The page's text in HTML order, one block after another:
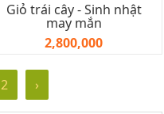
Giỏ trái cây - Sinh nhật
may mắn
2,800,000
2 ›